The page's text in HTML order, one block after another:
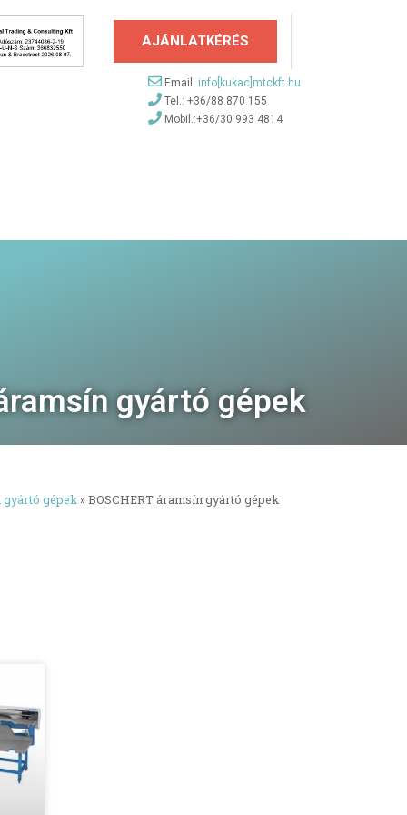
AJÁNLATKÉRÉS
Email: info[kukac]mtckft.hu
Tel.: +36/88 870 155
Mobil.:+36/30 993 4814
gyártó gépek
gyártó gépek »BOSCHERT áramsín gyártó gépek